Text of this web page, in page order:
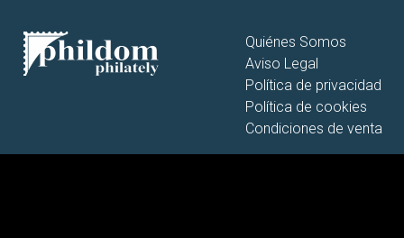
Quiénes Somos
Aviso Legal
Política de privacidad
Política de cookies
Condiciones de venta